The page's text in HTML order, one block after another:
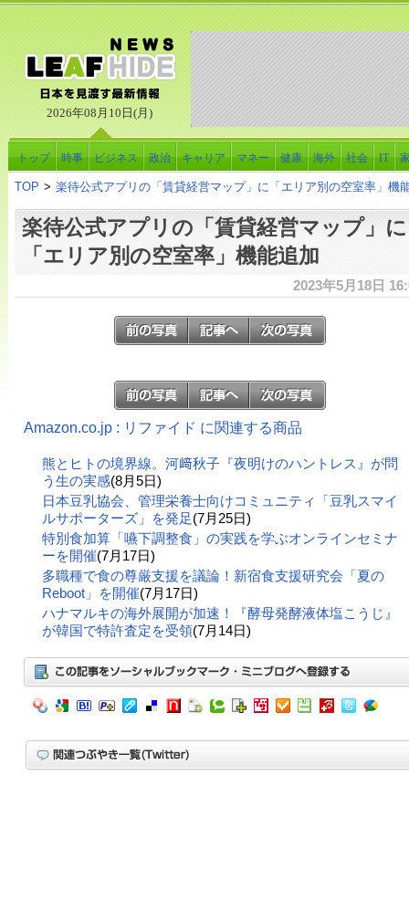
2026年08月10日(月)
トップ 時事 ビジネス 政治 キャリア マネー 健康 海外 社会 IT
TOP > 楽待公式アプリの「賃貸経営マップ」に「エリア別の空室率」機
楽待公式アプリの「賃貸経営マップ」に
「エリア別の空室率」機能追加
2023年5月18日
Amazon.co.jp : リファイド に関連する商品
熊とヒトの境界線。河﨑秋子『夜明けのハントレス』が問
う生の実感(8月5日)
日本豆乳協会、管理栄養士向けコミュニティ「豆乳スマイ
ルサポーターズ」を発足(7月25日)
特別食加算「嚥下調整食」の実践を学ぶオンラインセミナ
ーを開催(7月17日)
多職種で食の尊厳支援を議論！新宿食支援研究会「夏の
Reboot」を開催(7月17日)
ハナマルキの海外展開が加速！『酵母発酵液体塩こうじ』
が韓国で特許査定を受領(7月14日)